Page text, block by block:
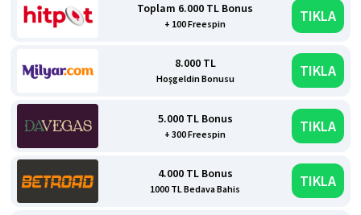
Toplam 6.000 TL Bonus
+ 100 Freespin TIKLA
8.000 TL
Hoşgeldin Bonusu TIKLA
5.000 TL Bonus
+ 300 Freespin TIKLA
4.000 TL Bonus
1000 TL Bedava Bahis TIKLA